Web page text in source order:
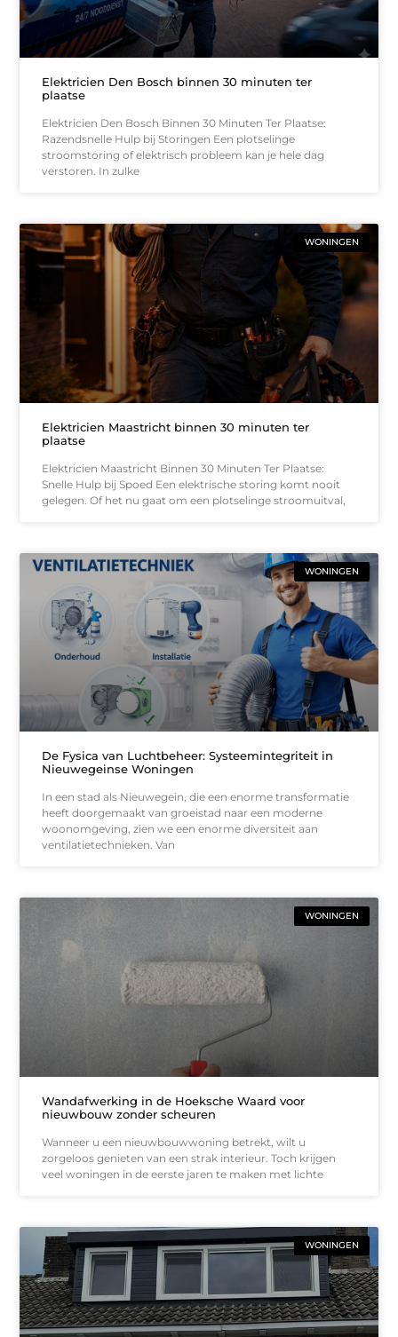
Elektricien Den Bosch binnen 30 minuten ter
plaatse
Elektricien Den Bosch Binnen 30 Minuten Ter Plaatse:
Razendsnelle Hulp bij Storingen Een plotselinge
stroomstoring of elektrisch probleem kan je hele dag
verstoren. In zulke
WONINGEN
Elektricien Maastricht binnen 30 minuten ter
plaatse
Elektricien Maastricht Binnen 30 Minuten Ter Plaatse:
Snelle Hulp bij Spoed Een elektrische storing komt nooit
gelegen. Of het nu gaat om een plotselinge stroomuitval,
WONINGEN
De Fysica van Luchtbeheer: Systeemintegriteit in
Nieuwegeinse Woningen
In een stad als Nieuwegein, die een enorme transformatie
heeft doorgemaakt van groeistad naar een moderne
woonomgeving, zien we een enorme diversiteit aan
ventilatietechnieken. Van
WONINGEN
Wandafwerking in de Hoeksche Waard voor
nieuwbouw zonder scheuren
Wanneer u een nieuwbouwwoning betrekt, wilt u
zorgeloos genieten van een strak interieur. Toch krijgen
veel woningen in de eerste jaren te maken met lichte
WONINGEN